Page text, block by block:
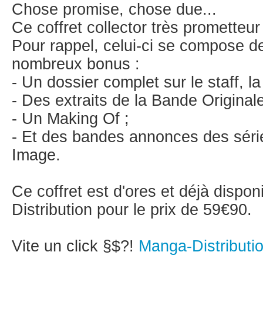
Chose promise, chose due...
Ce coffret collector très
Pour rappel, celui-ci se compose
nombreux bonus :
- Un dossier complet sur le staff,
- Des extraits de la Bande
- Un Making Of ;
- Et des bandes annonces des
Image.
Ce coffret est d'ores et déjà
Distribution pour le prix de 59€90.
Vite un click §$?! Manga-